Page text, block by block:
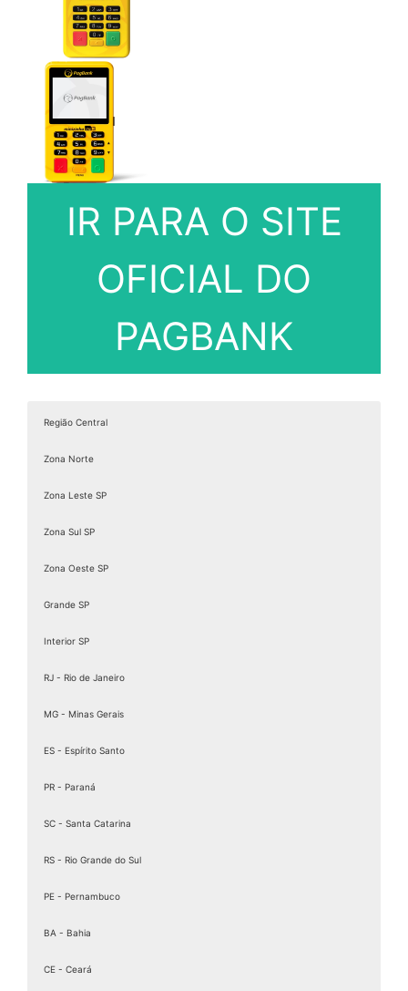
IR PARA O SITE
OFICIAL DO
PAGBANK
Região Central
Zona Norte
Zona Leste SP
Zona Sul SP
Zona Oeste SP
Grande SP
Interior SP
RJ - Rio de Janeiro
MG - Minas Gerais
ES - Espírito Santo
PR - Paraná
SC - Santa Catarina
RS - Rio Grande do Sul
PE - Pernambuco
BA - Bahia
CE - Ceará